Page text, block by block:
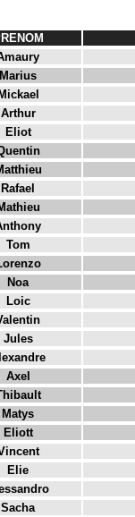
Marius
Mickael
Arthur
Eliot
Rafael
Tom
Noa
Loic
Jules
Axel
Matys
Eliott
Elie
Sacha